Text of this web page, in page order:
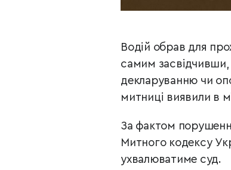
Водій обрав для
самим засвідчивши,
декларуванню чи
митниці виявили в
За фактом
Митного кодексу
ухвалюватиме суд.